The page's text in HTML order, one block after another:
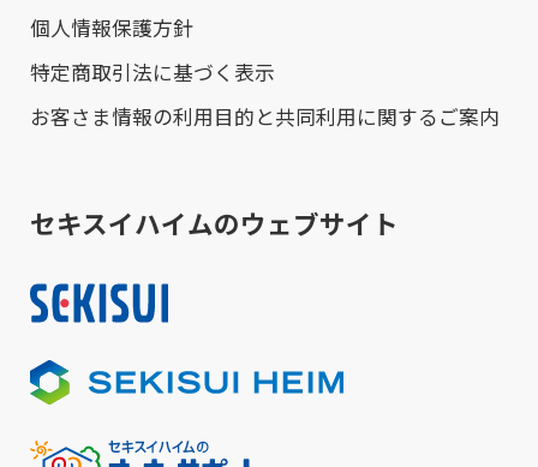
個人情報保護方針
特定商取引法に基づく表示
お客さま情報の利用目的と共同利用に関するご案内
セキスイハイムのウェブサイト